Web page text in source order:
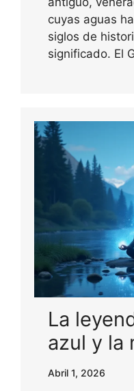
cuyas aguas
siglos de
significado. El
La
azul y la
Abril 1, 2026